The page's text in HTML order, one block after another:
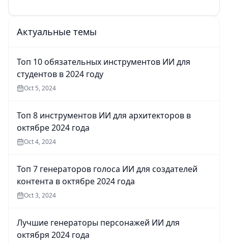
Актуальные темы
Топ 10 обязательных инструментов ИИ для
студентов в 2024 году
Oct 5, 2024
Топ 8 инструментов ИИ для архитекторов в
октябре 2024 года
Oct 4, 2024
Топ 7 генераторов голоса ИИ для создателей
контента в октябре 2024 года
Oct 3, 2024
Лучшие генераторы персонажей ИИ для
октября 2024 года